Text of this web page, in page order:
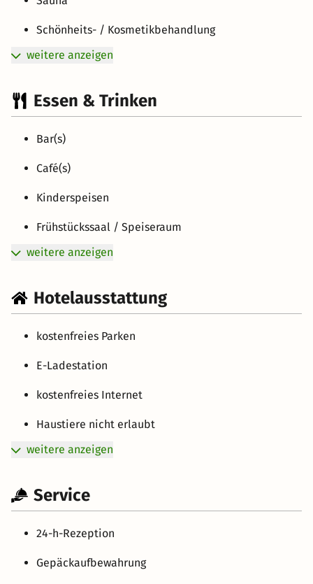
Schönheits- / Kosmetikbehandlung
weitere anzeigen
Essen & Trinken
Bar(s)
Café(s)
Kinderspeisen
Frühstückssaal / Speiseraum
weitere anzeigen
Hotelausstattung
kostenfreies Parken
E-Ladestation
kostenfreies Internet
Haustiere nicht erlaubt
weitere anzeigen
Service
24-h-Rezeption
Gepäckaufbewahrung